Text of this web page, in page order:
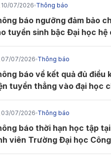
hoàn thành
vụ trọng tâm
IUH lần đầu
MECA -
Electric
Nhật Bản
Lần đầu tiên
(IUH) quy tụ
các trường
nước, mang
động hóa
tham dự
cầu tại Nhật
10/07/2026 Thông báo
đảm bảo chất lượng đầu
tuyển sinh bậc Đại học hệ
07/07/2026 Thông báo
báo về kết quả đủ điều
tuyển thẳng vào đại học
03/07/2026 Thông báo
báo thời hạn học tập
viên Trường Đại học
Hồ Chí Minh
kiện này đóng vai trò là